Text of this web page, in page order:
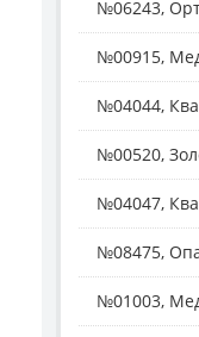
№06243,
№00915,
№04044,
№00520,
№04047,
№08475,
№01003,